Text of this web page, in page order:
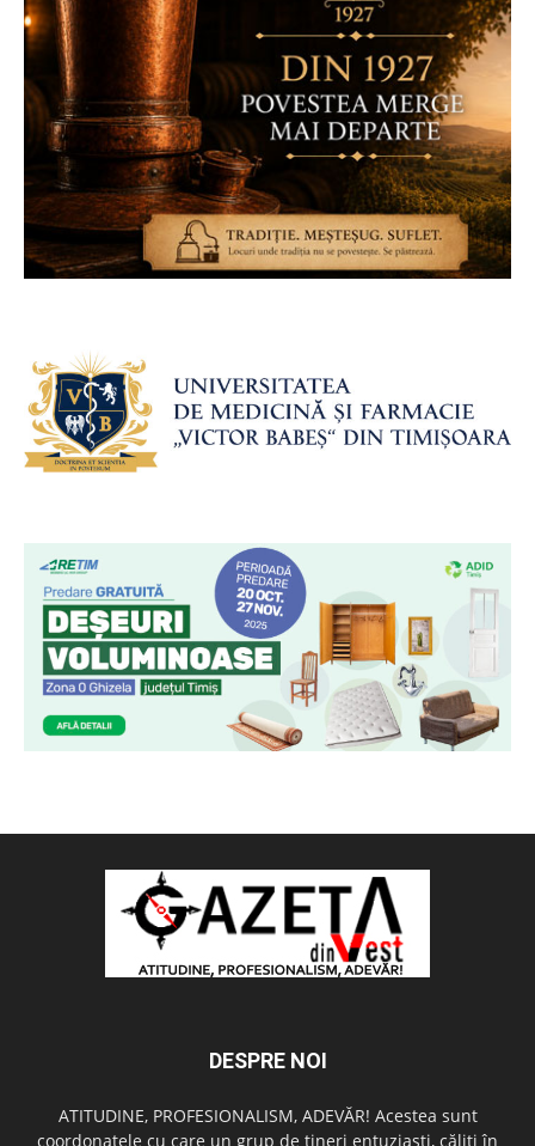
DESPRE NOI
ATITUDINE, PROFESIONALISM, ADEVĂR! Acestea sunt
coordonatele cu care un grup de tineri entuziaşti, căliţi în